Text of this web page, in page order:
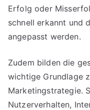
Erfolg oder
schnell erkannt und
angepasst werden.
Zudem bilden die
wichtige Grundlage
Marketingstrategie.
Nutzerverhalten,